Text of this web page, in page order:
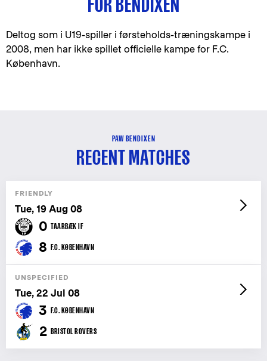
FOR BENDIXEN
Deltog som i U19-spiller i førsteholds-træningskampe i
2008, men har ikke spillet officielle kampe for F.C.
København.
PAW BENDIXEN
RECENT MATCHES
FRIENDLY
Tue, 19 Aug 08
0 TAARBÆK IF
8 F.C. KØBENHAVN
UNSPECIFIED
Tue, 22 Jul 08
3 F.C. KØBENHAVN
2 BRISTOL ROVERS